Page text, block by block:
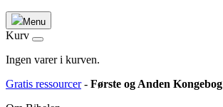
Menu
Kurv
Ingen varer i kurven.
Gratis ressourcer- Første og Anden Kongebog